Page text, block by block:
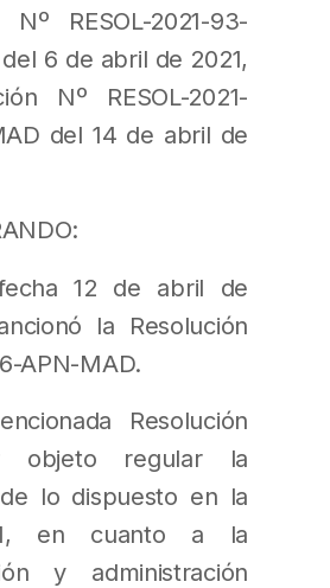
Nº RESOL-2021-93-
6 de abril de 2021,
Nº RESOL-2021-
del 14 de abril de
12 de abril de
la Resolución
APN-MAD.
Resolución
objeto regular la
lo dispuesto en la
en cuanto a la
y administración